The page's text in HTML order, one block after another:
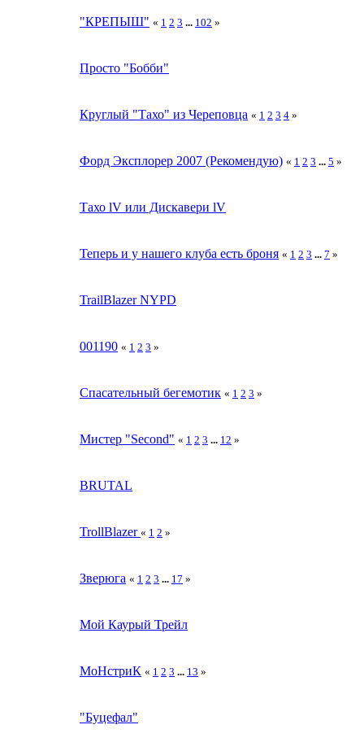
"КРЕПЫШ" « 1 2 3 ... 102 »
Просто "Бобби"
Круглый "Тахо" из Череповца « 1 2 3 4 »
Форд Эксплорер 2007 (Рекомендую) « 1 2 3 ... 5 »
Тахо lV или Дискавери lV
Теперь и у нашего клуба есть броня « 1 2 3 ... 7 »
TrailBlazer NYPD
001190 « 1 2 3 »
Спасательный бегемотик « 1 2 3 »
Мистер "Second" « 1 2 3 ... 12 »
BRUTAL
TrollBlazer « 1 2 »
Зверюга « 1 2 3 ... 17 »
Мой Каурый Трейл
МоНстриК « 1 2 3 ... 13 »
"Буцефал"